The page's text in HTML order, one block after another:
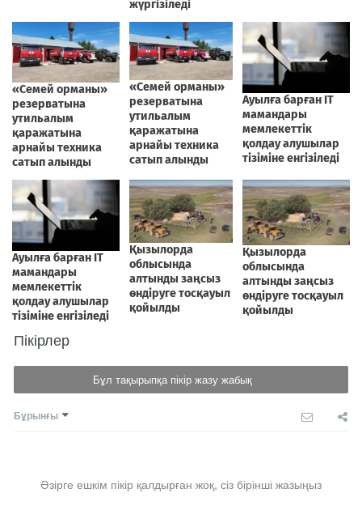
Пікірлер
Бұл тақырыпқа пікір жазу жабық
Бұрынғы
Әзірге ешкім пікір қалдырған жоқ, сіз бірінші жазыңыз